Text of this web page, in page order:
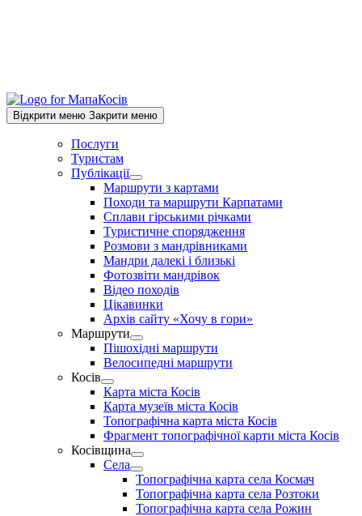
Відкрити меню Закрити меню
Послуги
Туристам
Публікації
Show
sub
menu
Маршрути з картами
Походи та маршрути Карпатами
Сплави гірськими річками
Туристичне спорядження
Розмови з мандрівниками
Мандри далекі і близькі
Фотозвіти мандрівок
Відео походів
Цікавинки
Архів сайту «Хочу в гори»
Маршрути
Show
sub
menu
Пішохідні маршрути
Велосипедні маршрути
Косів
Show
sub
menu
Карта міста Косів
Карта музеїв міста Косів
Топографічна карта міста Косів
Фрагмент топографічної карти міста Косів
Косівщина
Show
sub
menu
Села
Show
sub
menu
Топографічна карта села Космач
Топографічна карта села Розтоки
Топографічна карта села Рожин